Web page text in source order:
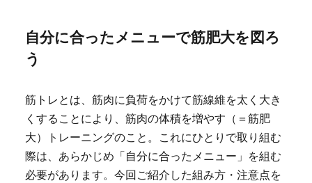
自分に合ったメニューで筋肥大を図ろ
う
筋トレとは、筋肉に負荷をかけて筋線維を太く大き
くすることにより、筋肉の体積を増やす（＝筋肥
大）トレーニングのこと。これにひとりで取り組む
際は、あらかじめ「自分に合ったメニュー」を組む
必要があります。今回ご紹介した組み方・注意点を